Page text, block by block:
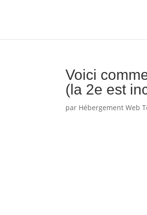
Voici
(la 2e est
par Hébergement Web